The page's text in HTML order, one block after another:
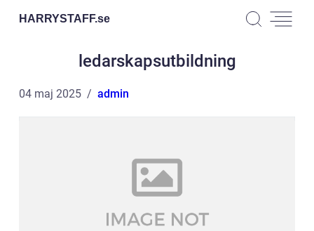
HARRYSTAFF.se
ledarskapsutbildning
04 maj 2025 admin